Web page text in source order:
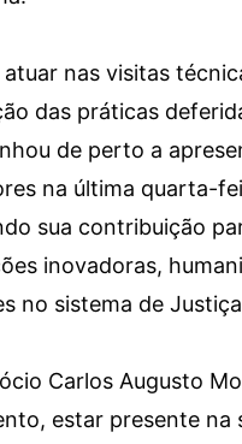
atuar nas visitas
das práticas
de perto a
na última quarta-
sua contribuição
inovadoras,
no sistema de
Carlos Augusto
estar presente na